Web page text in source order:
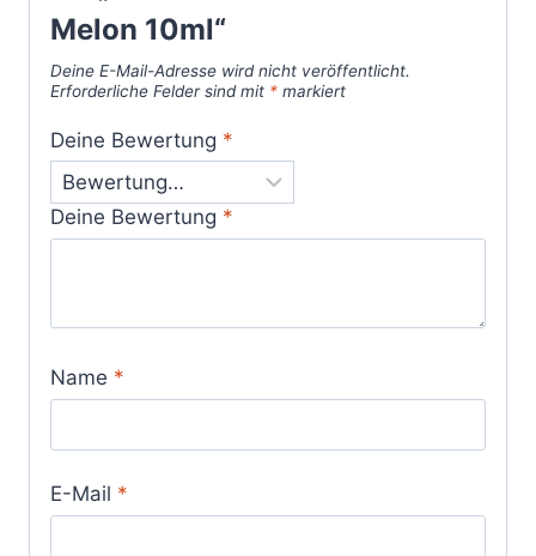
Melon 10ml“
Deine E-Mail-Adresse wird nicht veröffentlicht.
Erforderliche Felder sind mit * markiert
Deine Bewertung *
Deine Bewertung *
Name *
E-Mail *